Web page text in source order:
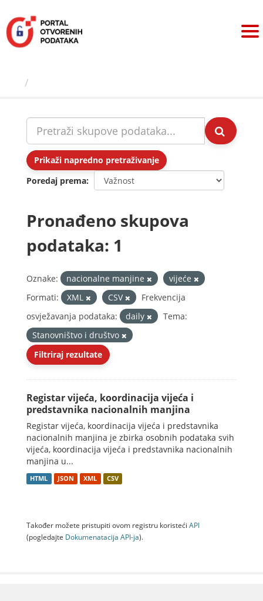
sadržaj
Prikaži napredno pretraživanje
Poredaj prema
Pronađeno skupova
podataka: 1
Oznake: nacionalne manjine
vijeće
Formati:
XML CSV
Frekvencija
osvježavanja podataka:
daily
Tema:
Stanovništvo i društvo
Filtriraj rezultate
Registar vijeća, koordinacija vijeća i
predstavnika nacionalnih manjina
Registar vijeća, koordinacija vijeća i predstavnika
nacionalnih manjina je zbirka osobnih podataka svih
vijeća, koordinacija vijeća i predstavnika nacionalnih
manjina u...
HTML JSON XML CSV
Također možete pristupiti ovom registru koristeći API
(pogledajte Dokumenаtаcijа API-jа).